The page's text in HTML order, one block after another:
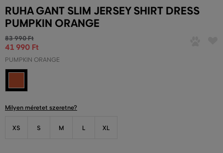
RUHA GANT SLIM JERSEY SHIRT DRESS
PUMPKIN ORANGE
83 990 Ft
41 990 Ft
PUMPKIN ORANGE
Milyen méretet szeretne?
XS S M L XL